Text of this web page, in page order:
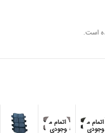
است.
اتمام م
وجودی
اتمام م
وجودی